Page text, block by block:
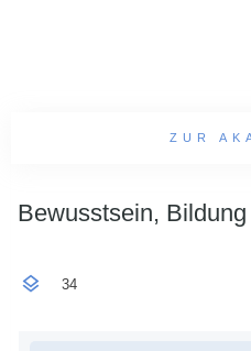
ZUR
Bewusstsein,
34